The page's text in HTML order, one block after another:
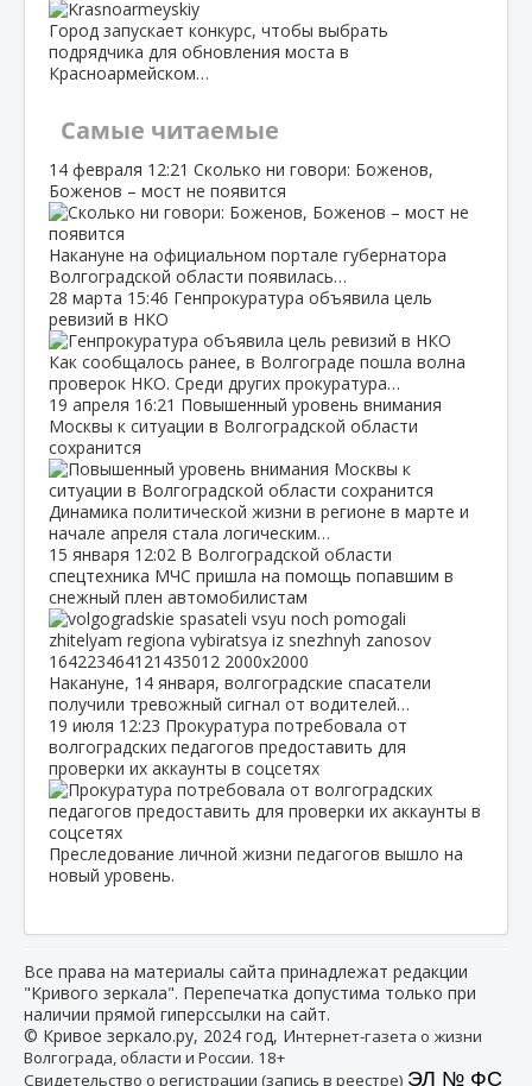
Город запускает конкурс, чтобы выбрать
подрядчика для обновления моста в
Красноармейском…
Самые читаемые
14 февраля 12:21 Сколько ни говори: Боженов,
Боженов – мост не появится
Накануне на официальном портале губернатора
Волгоградской области появилась…
28 марта 15:46 Генпрокуратура объявила цель
ревизий в НКО
Как сообщалось ранее, в Волгограде пошла волна
проверок НКО. Среди других прокуратура…
19 апреля 16:21 Повышенный уровень внимания
Москвы к ситуации в Волгоградской области
сохранится
Динамика политической жизни в регионе в марте и
начале апреля стала логическим…
15 января 12:02 В Волгоградской области
спецтехника МЧС пришла на помощь попавшим в
снежный плен автомобилистам
Накануне, 14 января, волгоградские спасатели
получили тревожный сигнал от водителей…
19 июля 12:23 Прокуратура потребовала от
волгоградских педагогов предоставить для
проверки их аккаунты в соцсетях
Преследование личной жизни педагогов вышло на
новый уровень.
Все права на материалы сайта принадлежат редакции
"Кривого зеркала". Перепечатка допустима только при
наличии прямой гиперссылки на сайт.
© Кривое зеркало.ру, 2024 год, Интернет-газета о жизни
Волгограда, области и России. 18+
Свидетельство о регистрации (запись в реестре) ЭЛ № ФС